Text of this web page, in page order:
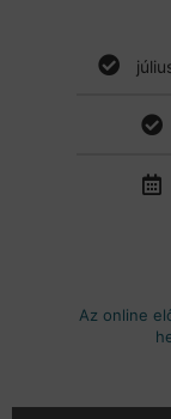
Az online